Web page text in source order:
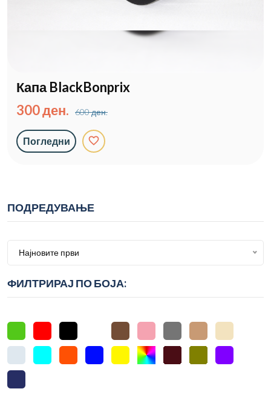
ПОДРЕДУВАЊЕ
Најновите први
ФИЛТРИРАЈ ПО БОЈА:
Капа BlackBonprix
300 ден.
600 ден.
Погледни favorite_border